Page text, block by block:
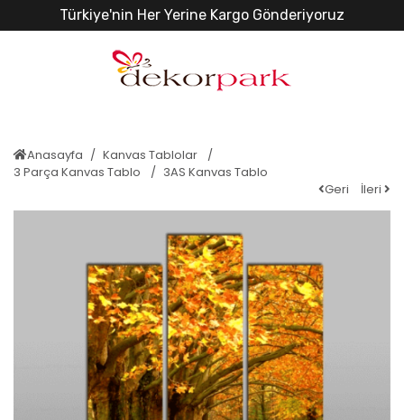
Türkiye'nin Her Yerine Kargo Gönderiyoruz
Anasayfa
Kanvas Tablolar
3 Parça Kanvas Tablo
3AS Kanvas Tablo
Geri
İleri